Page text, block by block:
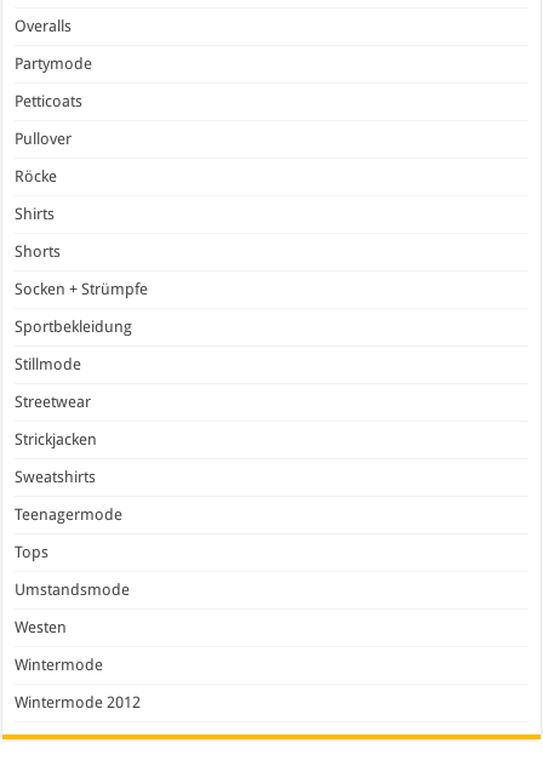
Overalls
Partymode
Petticoats
Pullover
Röcke
Shirts
Shorts
Socken + Strümpfe
Sportbekleidung
Stillmode
Streetwear
Strickjacken
Sweatshirts
Teenagermode
Tops
Umstandsmode
Westen
Wintermode
Wintermode 2012